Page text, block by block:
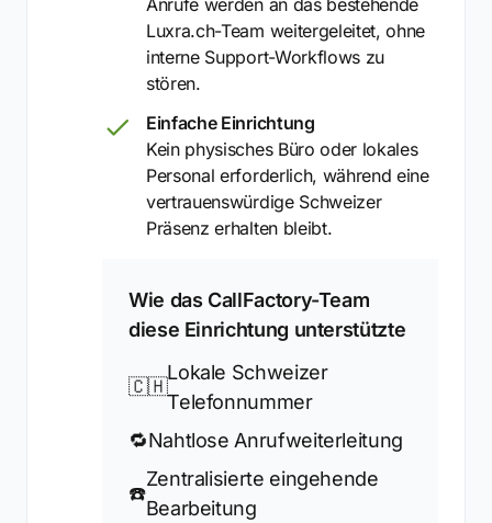
Luxra.ch-Team weitergeleitet, ohne
interne Support-Workflows zu
stören.
Einfache Einrichtung
Kein physisches Büro oder lokales
Personal erforderlich, während eine
vertrauenswürdige Schweizer
Präsenz erhalten bleibt.
Wie das CallFactory-Team
diese Einrichtung unterstützte
🇨🇭
Lokale Schweizer
Telefonnummer
🔁Nahtlose Anrufweiterleitung
☎️
Zentralisierte eingehende
Bearbeitung